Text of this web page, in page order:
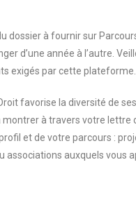
dossier à fournir sur
d’une année à l’autre.
exigés par cette plateforme.
favorise la diversité de
montrer à travers votre lettre
et de votre parcours :
associations auxquels vous